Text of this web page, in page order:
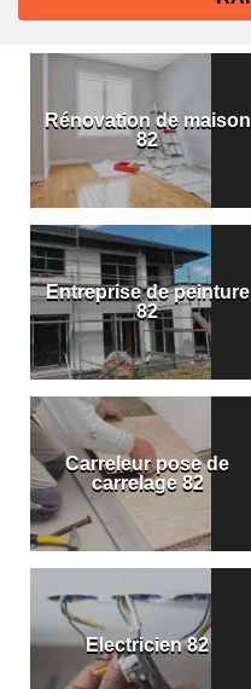
Rénovation de maison
82
Entreprise de peinture
82
Carreleur pose de
carrelage 82
Electricien 82